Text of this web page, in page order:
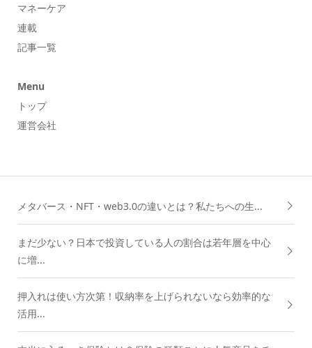
マネーケア
連載
記事一覧
Menu
トップ
運営会社
メタバース・NFT・web3.0の違いとは？私たちへの生...
まだ少ない？日本で投資している人の割合は若年層を中心
に増...
押入れは使い方次第！収納率を上げられないなら効率的な
活用...